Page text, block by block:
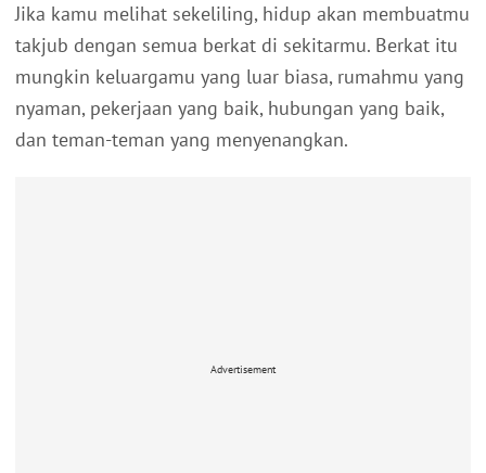
Jika kamu melihat sekeliling, hidup akan membuatmu
takjub dengan semua berkat di sekitarmu. Berkat itu
mungkin keluargamu yang luar biasa, rumahmu yang
nyaman, pekerjaan yang baik, hubungan yang baik,
dan teman-teman yang menyenangkan.
Advertisement